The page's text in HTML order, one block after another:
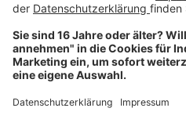
Über uns
Dehner Unternehmen
Jobs bei Dehner